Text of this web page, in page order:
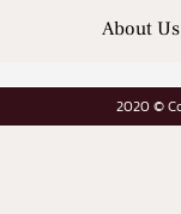
About Us
2020 ©